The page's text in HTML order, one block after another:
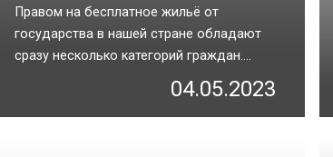
Правом на бесплатное жильё от
государства в нашей стране обладают
сразу несколько категорий граждан....
04.05.2023